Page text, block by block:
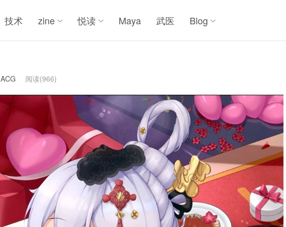
技术 zine 悦读 Maya 武医 Blog
ACG 阅读(966)